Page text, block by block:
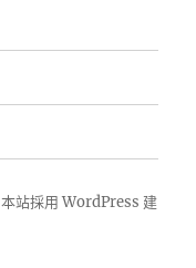
本站採用 WordPress 建